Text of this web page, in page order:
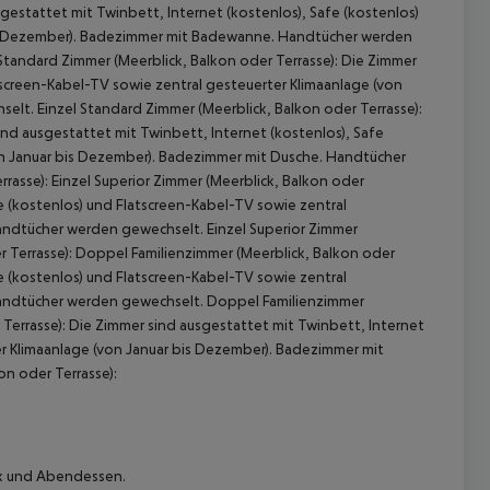
mit Twinbett, Internet (kostenlos), Safe (kostenlos)
Badezimmer mit Badewanne. Handtücher werden
Zimmer (Meerblick, Balkon oder Terrasse): Die Zimmer
Kabel-TV sowie zentral gesteuerter Klimaanlage (von
Einzel Standard Zimmer (Meerblick, Balkon oder Terrasse):
ausgestattet mit Twinbett, Internet (kostenlos), Safe
bis Dezember). Badezimmer mit Dusche. Handtücher
Einzel Superior Zimmer (Meerblick, Balkon oder
und Flatscreen-Kabel-TV sowie zentral
werden gewechselt. Einzel Superior Zimmer
Doppel Familienzimmer (Meerblick, Balkon oder
und Flatscreen-Kabel-TV sowie zentral
werden gewechselt. Doppel Familienzimmer
Terrasse): Die Zimmer sind ausgestattet mit Twinbett, Internet
(von Januar bis Dezember). Badezimmer mit
oder Terrasse):
und Abendessen.